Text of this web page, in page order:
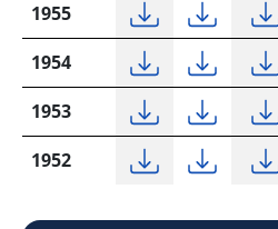
1955
1954
1953
1952